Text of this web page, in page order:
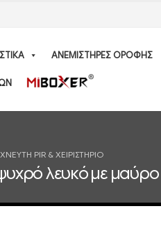
ΑΝΕΜΙΣΤΗΡΕΣ ΟΡΟΦΗΣ
PIR & ΧΕΙΡΙΣΤΉΡΙΟ
λευκό με μαύρο